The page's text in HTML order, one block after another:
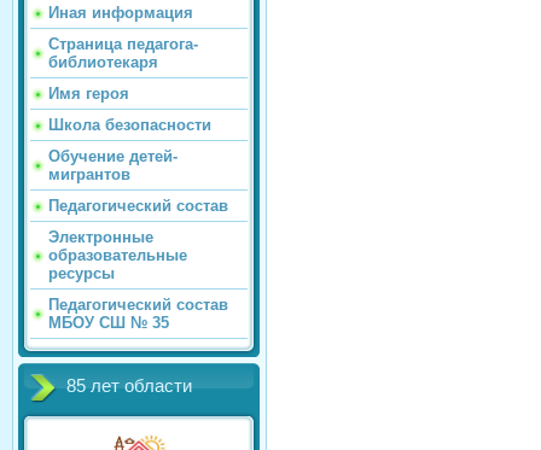
Иная информация
Страница педагога-
библиотекаря
Имя героя
Школа безопасности
Обучение детей-
мигрантов
Педагогический состав
Электронные
образовательные
ресурсы
Педагогический состав
МБОУ СШ № 35
85 лет области